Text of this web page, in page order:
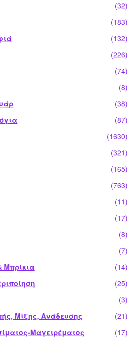
(32)
(183)
(132)
(226)
(74)
(8)
(38)
(87)
(1630)
(321)
(165)
(763)
(11)
(17)
(8)
(7)
Μπρίκια
(14)
(25)
(3)
Μίξης, Ανάδευσης
(21)
Μαγειρέματος
(17)